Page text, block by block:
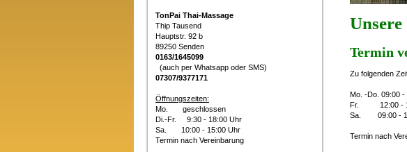
TonPai Thai-Massage
Thip Tausend
Hauptstr. 92 b
89250 Senden
0163/1645099
(auch per Whatsapp oder SMS)
07307/9377171
Öffnungszeiten:
Mo. geschlossen
Di.-Fr. 9:30 - 18:00 Uhr
Sa. 10:00 - 15:00 Uhr
Termin nach Vereinbarung
Termin
Zu folgenden
Mo. -Do. 09:00 -
Fr. 12:00 -
Sa. 09:00 -
Termin nach